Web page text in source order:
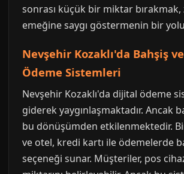
sonrası küçük bir miktar bırakmak,
emeğine saygı göstermenin bir
Nevşehir Kozaklı'da Bahşiş
Ödeme Sistemleri
Nevşehir Kozaklı'da dijital ödeme
giderek yaygınlaşmaktadır. Ancak
bu dönüşümden etkilenmektedir.
ve otel, kredi kartı ile ödemelerde
seçeneği sunar. Müşteriler, pos